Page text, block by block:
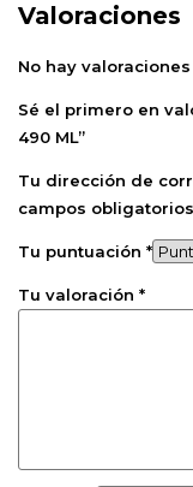
Valoraciones
No hay
Sé el primero en
490 ML”
Tu dirección de
campos
Tu puntuación *
Tu valoración *